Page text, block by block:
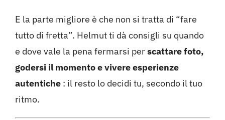
E la parte migliore è che non si tratta di “fare
tutto di fretta”. Helmut ti dà consigli su quando
e dove vale la pena fermarsi perscattare foto,
godersi il momento e vivere esperienze
autentiche : il resto lo decidi tu, secondo il tuo
ritmo.